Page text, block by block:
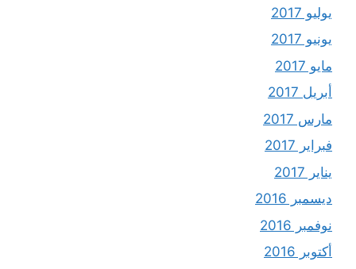
يوليو 2017
يونيو 2017
مايو 2017
أبريل 2017
مارس 2017
فبراير 2017
يناير 2017
ديسمبر 2016
نوفمبر 2016
أكتوبر 2016